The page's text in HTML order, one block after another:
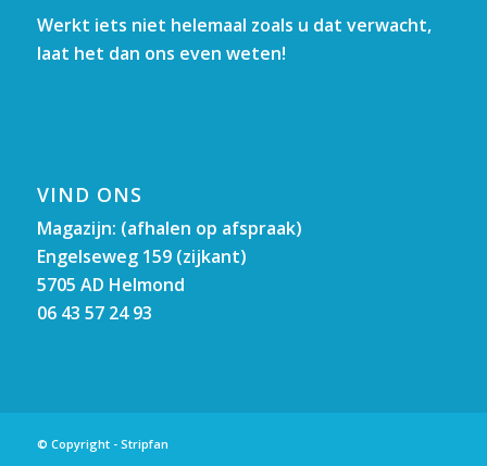
Werkt iets niet helemaal zoals u dat verwacht,
laat het dan ons even weten!
VIND ONS
Magazijn: (afhalen op afspraak)
Engelseweg 159 (zijkant)
5705 AD Helmond
06 43 57 24 93
© Copyright - Stripfan